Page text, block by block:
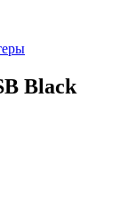
Black